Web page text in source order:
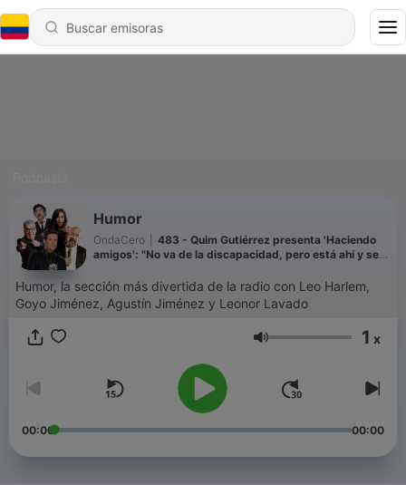
Humor
OndaCero
483 - Quim Gutiérrez presenta 'Haciendo
amigos': "No va de la discapacidad, pero está ahí y se
Humor, la sección más divertida de la radio con Leo Harlem,
Goyo Jiménez, Agustín Jiménez y Leonor Lavado
Volumen 1 x
00:00 00:00